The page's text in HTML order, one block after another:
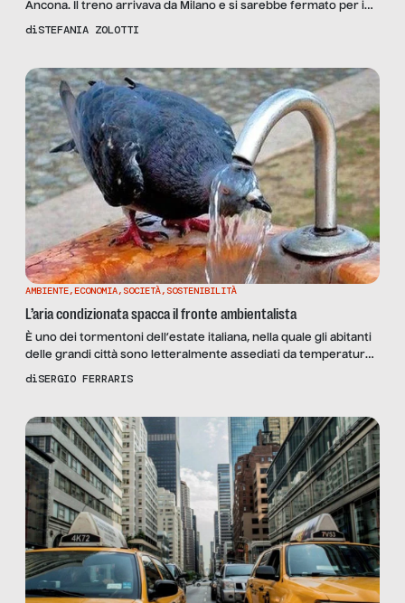
Ancona. Il treno arrivava da Milano e si sarebbe fermato per i
pochi minuti d’ordinanza ripartendo poi verso sud. Lui sarebbe
diSTEFANIA ZOLOTTI
AMBIENTE,ECONOMIA, SOCIETÀ, SOSTENIBILITÀ
L’aria condizionata spacca il fronte ambientalista
È uno dei tormentoni dell’estate italiana, nella quale gli abitanti
delle grandi città sono letteralmente assediati da temperature
che sono più alte di circa cinque gradi con tassi d’umidità simili
dall’altro viene considerata come dannosa per […]
diSERGIO FERRARIS